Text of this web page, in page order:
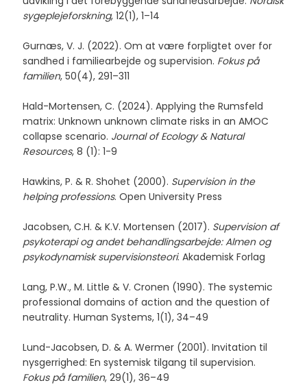
sygeplejeforskning, 12(1), 1–14
Gurnæs, V. J. (2022). Om at være forpligtet over for
sandhed i familiearbejde og supervision. Fokus på
familien, 50(4), 291–311
Hald-Mortensen, C. (2024). Applying the Rumsfeld
matrix: Unknown unknown climate risks in an AMOC
collapse scenario. Journal of Ecology & Natural
Resources, 8 (1): 1-9
Hawkins, P. & R. Shohet (2000). Supervision in the
helping professions. Open University Press
Jacobsen, C.H. & K.V. Mortensen (2017). Supervision af
psykoterapi og andet behandlingsarbejde: Almen og
psykodynamisk supervisionsteori. Akademisk Forlag
Lang, P.W., M. Little & V. Cronen (1990). The systemic
professional domains of action and the question of
neutrality. Human Systems, 1(1), 34–49
Lund-Jacobsen, D. & A. Wermer (2001). Invitation til
nysgerrighed: En systemisk tilgang til supervision.
Fokus på familien, 29(1), 36–49